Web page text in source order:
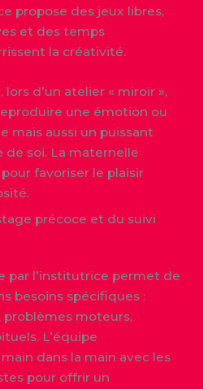
propose des jeux libres,
et des temps
la créativité.
lors d’un atelier « miroir »,
une émotion ou
mais aussi un puissant
de soi. La maternelle
favoriser le plaisir
précoce et du suivi
par l’institutrice permet de
besoins spécifiques :
moteurs,
L’équipe
dans la main avec les
pour offrir un